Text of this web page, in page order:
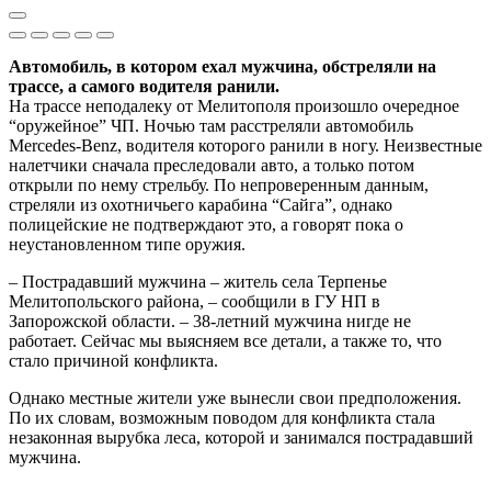
Автомобиль, в котором ехал мужчина, обстреляли на
трассе, а самого водителя ранили.
На трассе неподалеку от Мелитополя произошло очередное
“оружейное” ЧП. Ночью там расстреляли автомобиль
Mercedes-Benz, водителя которого ранили в ногу. Неизвестные
налетчики сначала преследовали авто, а только потом
открыли по нему стрельбу. По непроверенным данным,
стреляли из охотничьего карабина “Сайга”, однако
полицейские не подтверждают это, а говорят пока о
неустановленном типе оружия.
– Пострадавший мужчина – житель села Терпенье
Мелитопольского района, – сообщили в ГУ НП в
Запорожской области. – 38-летний мужчина нигде не
работает. Сейчас мы выясняем все детали, а также то, что
стало причиной конфликта.
Однако местные жители уже вынесли свои предположения.
По их словам, возможным поводом для конфликта стала
незаконная вырубка леса, которой и занимался пострадавший
мужчина.